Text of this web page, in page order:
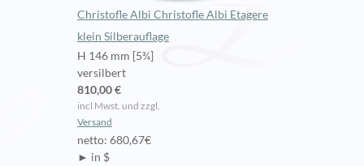
Christofle Albi Christofle Albi Etagere
klein Silberauflage
H 146 mm [5¾]
versilbert
810,00 €
incl Mwst. und zzgl.
Versand
netto: 680,67€
► in $